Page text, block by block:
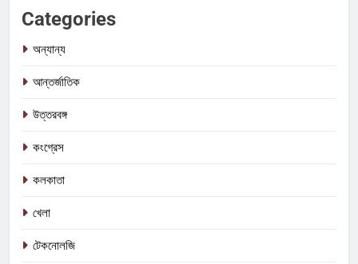
Categories
অন্যান্য
আন্তর্জাতিক
উত্তরবঙ্গ
কংগ্রেস
কলকাতা
খেলা
টেকনোলজি